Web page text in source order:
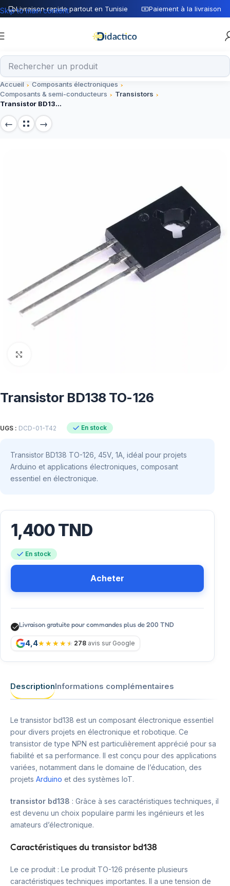
Livraison rapide partout en Tunisie Paiement à la livraison
Skip to main content
Accueil
Composants électroniques
Composants & semi-conducteurs
Transistors
Transistor BD138 TO-126
Transistor BD138 TO-126
UGS : DCD-01-T42 En stock
Transistor BD138 TO-126, 45V, 1A, idéal pour projets
Arduino et applications électroniques, composant
essentiel en électronique.
1,400TND
En stock
Acheter
Livraison gratuite pour commandes plus de 200 TND
4,4 278 avis sur Google
DescriptionInformations complémentaires
Le transistor bd138 est un composant électronique essentiel
pour divers projets en électronique et robotique. Ce
transistor de type NPN est particulièrement apprécié pour sa
fiabilité et sa performance. Il est conçu pour des applications
variées, notamment dans le domaine de l’éducation, des
projets Arduino et des systèmes IoT.
transistor bd138 : Grâce à ses caractéristiques techniques, il
est devenu un choix populaire parmi les ingénieurs et les
amateurs d’électronique.
Caractéristiques du transistor bd138
Le ce produit : Le produit TO-126 présente plusieurs
caractéristiques techniques importantes. Il a une tension de